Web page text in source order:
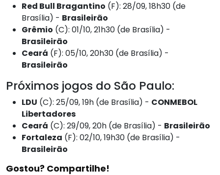
Red Bull Bragantino (F): 28/09, 18h30 (de
Brasília) - Brasileirão
Grêmio (C): 01/10, 21h30 (de Brasília) -
Brasileirão
Ceará (F): 05/10, 20h30 (de Brasília) -
Brasileirão
Próximos jogos do São Paulo:
LDU (C): 25/09, 19h (de Brasília) - CONMEBOL
Libertadores
Ceará (C): 29/09, 20h (de Brasília) - Brasileirão
Fortaleza (F): 02/10, 19h30 (de Brasília) -
Brasileirão
Gostou? Compartilhe!